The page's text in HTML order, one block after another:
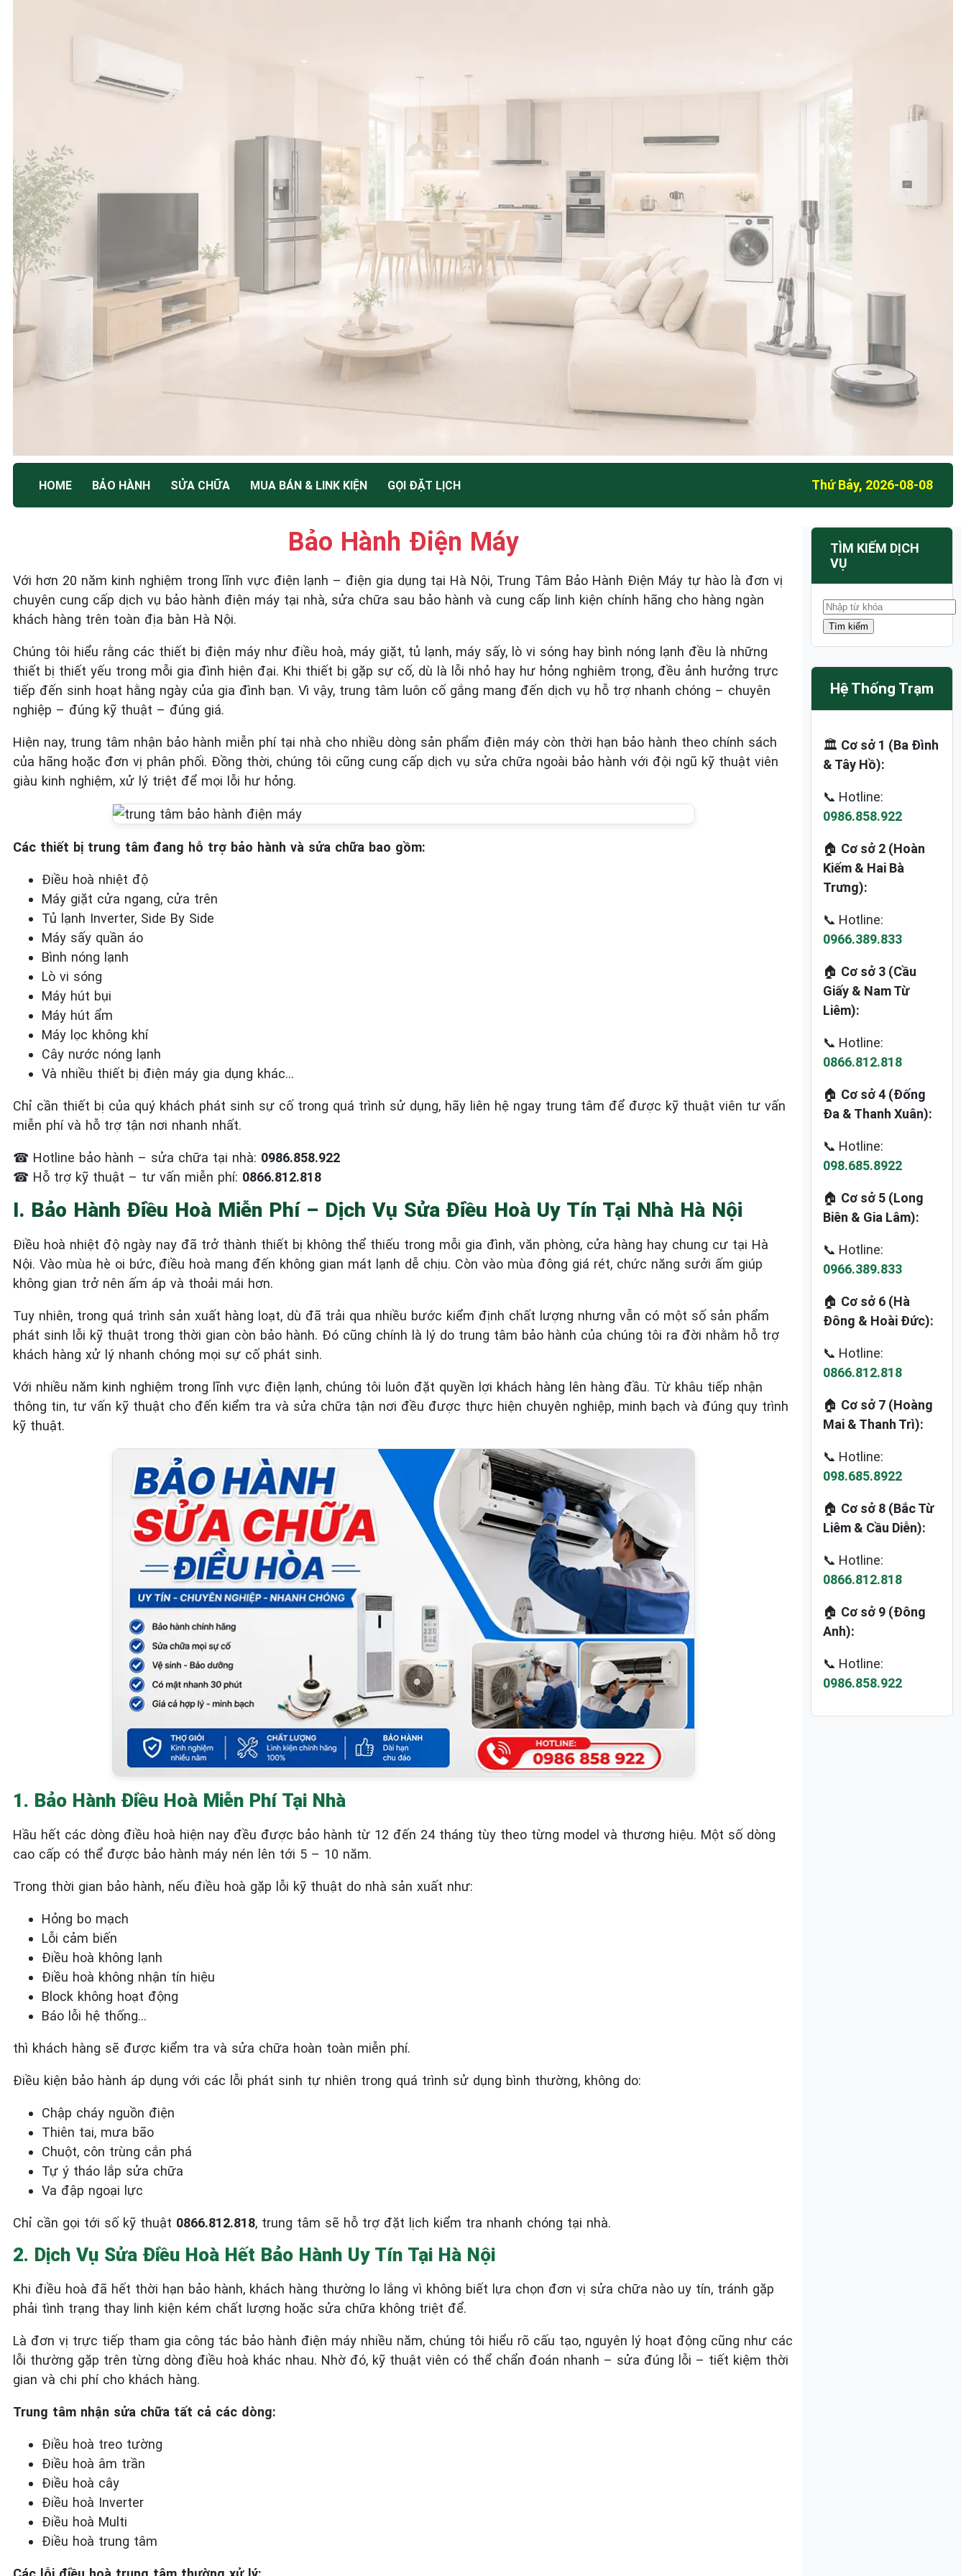
SỬA CHỮA & BẢO
Tốc Độ Tối Đa • Chất Lượng Tối Ưu • Chi Phí Tối
Thiểu
☎️ 09.86.85.89.22
HOME BẢO HÀNH SỬA CHỮA MUA BÁN & LINK KIỆN GỌI ĐẶT LỊCH Thứ Bảy, 2026-08-08
Bảo Hành Điện Máy
Với hơn 20 năm kinh nghiệm trong lĩnh vực điện lạnh – điện gia dụng tại Hà Nội, Trung Tâm Bảo Hành Điện Máy tự hào là đơn vị
chuyên cung cấp dịch vụ bảo hành điện máy tại nhà, sửa chữa sau bảo hành và cung cấp linh kiện chính hãng cho hàng ngàn
khách hàng trên toàn địa bàn Hà Nội.
Chúng tôi hiểu rằng các thiết bị điện máy như điều hoà, máy giặt, tủ lạnh, máy sấy, lò vi sóng hay bình nóng lạnh đều là những
thiết bị thiết yếu trong mỗi gia đình hiện đại. Khi thiết bị gặp sự cố, dù là lỗi nhỏ hay hư hỏng nghiêm trọng, đều ảnh hưởng trực
tiếp đến sinh hoạt hằng ngày của gia đình bạn. Vì vậy, trung tâm luôn cố gắng mang đến dịch vụ hỗ trợ nhanh chóng – chuyên
nghiệp – đúng kỹ thuật – đúng giá.
Hiện nay, trung tâm nhận bảo hành miễn phí tại nhà cho nhiều dòng sản phẩm điện máy còn thời hạn bảo hành theo chính sách
của hãng hoặc đơn vị phân phối. Đồng thời, chúng tôi cũng cung cấp dịch vụ sửa chữa ngoài bảo hành với đội ngũ kỹ thuật viên
giàu kinh nghiệm, xử lý triệt để mọi lỗi hư hỏng.
Các thiết bị trung tâm đang hỗ trợ bảo hành và sửa chữa bao gồm:
Điều hoà nhiệt độ
Máy giặt cửa ngang, cửa trên
Tủ lạnh Inverter, Side By Side
Máy sấy quần áo
Bình nóng lạnh
Lò vi sóng
Máy hút bụi
Máy hút ẩm
Máy lọc không khí
Cây nước nóng lạnh
Và nhiều thiết bị điện máy gia dụng khác…
Chỉ cần thiết bị của quý khách phát sinh sự cố trong quá trình sử dụng, hãy liên hệ ngay trung tâm để được kỹ thuật viên tư vấn
miễn phí và hỗ trợ tận nơi nhanh nhất.
☎ Hotline bảo hành – sửa chữa tại nhà: 0986.858.922
☎ Hỗ trợ kỹ thuật – tư vấn miễn phí: 0866.812.818
I. Bảo Hành Điều Hoà Miễn Phí – Dịch Vụ Sửa Điều Hoà Uy Tín Tại Nhà Hà Nội
Điều hoà nhiệt độ ngày nay đã trở thành thiết bị không thể thiếu trong mỗi gia đình, văn phòng, cửa hàng hay chung cư tại Hà
Nội. Vào mùa hè oi bức, điều hoà mang đến không gian mát lạnh dễ chịu. Còn vào mùa đông giá rét, chức năng sưởi ấm giúp
không gian trở nên ấm áp và thoải mái hơn.
Tuy nhiên, trong quá trình sản xuất hàng loạt, dù đã trải qua nhiều bước kiểm định chất lượng nhưng vẫn có một số sản phẩm
phát sinh lỗi kỹ thuật trong thời gian còn bảo hành. Đó cũng chính là lý do trung tâm bảo hành của chúng tôi ra đời nhằm hỗ trợ
khách hàng xử lý nhanh chóng mọi sự cố phát sinh.
Với nhiều năm kinh nghiệm trong lĩnh vực điện lạnh, chúng tôi luôn đặt quyền lợi khách hàng lên hàng đầu. Từ khâu tiếp nhận
thông tin, tư vấn kỹ thuật cho đến kiểm tra và sửa chữa tận nơi đều được thực hiện chuyên nghiệp, minh bạch và đúng quy trình
kỹ thuật.
1. Bảo Hành Điều Hoà Miễn Phí Tại Nhà
Hầu hết các dòng điều hoà hiện nay đều được bảo hành từ 12 đến 24 tháng tùy theo từng model và thương hiệu. Một số dòng
cao cấp có thể được bảo hành máy nén lên tới 5 – 10 năm.
Trong thời gian bảo hành, nếu điều hoà gặp lỗi kỹ thuật do nhà sản xuất như:
Hỏng bo mạch
Lỗi cảm biến
Điều hoà không lạnh
Điều hoà không nhận tín hiệu
Block không hoạt động
Báo lỗi hệ thống…
thì khách hàng sẽ được kiểm tra và sửa chữa hoàn toàn miễn phí.
Điều kiện bảo hành áp dụng với các lỗi phát sinh tự nhiên trong quá trình sử dụng bình thường, không do:
Chập cháy nguồn điện
Thiên tai, mưa bão
Chuột, côn trùng cắn phá
Tự ý tháo lắp sửa chữa
Va đập ngoại lực
Chỉ cần gọi tới số kỹ thuật 0866.812.818, trung tâm sẽ hỗ trợ đặt lịch kiểm tra nhanh chóng tại nhà.
2. Dịch Vụ Sửa Điều Hoà Hết Bảo Hành Uy Tín Tại Hà Nội
Khi điều hoà đã hết thời hạn bảo hành, khách hàng thường lo lắng vì không biết lựa chọn đơn vị sửa chữa nào uy tín, tránh gặp
phải tình trạng thay linh kiện kém chất lượng hoặc sửa chữa không triệt để.
Là đơn vị trực tiếp tham gia công tác bảo hành điện máy nhiều năm, chúng tôi hiểu rõ cấu tạo, nguyên lý hoạt động cũng như các
lỗi thường gặp trên từng dòng điều hoà khác nhau. Nhờ đó, kỹ thuật viên có thể chẩn đoán nhanh – sửa đúng lỗi – tiết kiệm thời
gian và chi phí cho khách hàng.
Trung tâm nhận sửa chữa tất cả các dòng:
Điều hoà treo tường
Điều hoà âm trần
Điều hoà cây
Điều hoà Inverter
Điều hoà Multi
Điều hoà trung tâm
TÌM KIẾM DỊCH
VỤ
Hệ Thống Trạm
🏛️ Cơ sở 1 (Ba Đình
& Tây Hồ):
📞 Hotline:
0986.858.922
🏠 Cơ sở 2 (Hoàn
Kiếm & Hai Bà
Trưng):
📞 Hotline:
0966.389.833
🏠 Cơ sở 3 (Cầu
Giấy & Nam Từ
Liêm):
📞 Hotline:
0866.812.818
🏠 Cơ sở 4 (Đống
Đa & Thanh Xuân):
📞 Hotline:
098.685.8922
🏠 Cơ sở 5 (Long
Biên & Gia Lâm):
📞 Hotline:
0966.389.833
🏠 Cơ sở 6 (Hà
Đông & Hoài Đức):
📞 Hotline:
0866.812.818
🏠 Cơ sở 7 (Hoàng
Mai & Thanh Trì):
📞 Hotline:
098.685.8922
🏠 Cơ sở 8 (Bắc Từ
Liêm & Cầu Diễn):
📞 Hotline:
0866.812.818
🏠 Cơ sở 9 (Đông
Anh):
📞 Hotline:
0986.858.922